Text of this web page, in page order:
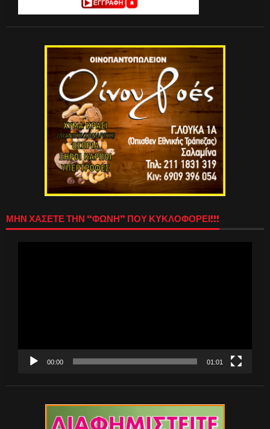
ΜΗΝ ΧΑΣΕΤΕ ΤΗΝ “ΦΩΝΗ” ΠΟΥ ΚΥΚΛΟΦΟΡΕΙ!!!
00:00 01:01